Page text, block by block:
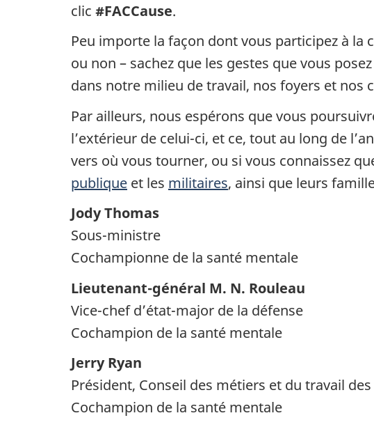
clic #FACCause.
Peu importe la façon dont vous participez à la
ou non – sachez que les gestes que vous
dans notre milieu de travail, nos foyers et nos
Par ailleurs, nous espérons que vous
l’extérieur de celui-ci, et ce, tout au long de
vers où vous tourner, ou si vous connaissez
publique et les militaires, ainsi que leurs
Jody Thomas
Sous-ministre
Cochampionne de la santé mentale
Lieutenant-général M. N. Rouleau
Vice-chef d’état-major de la défense
Cochampion de la santé mentale
Jerry Ryan
Président, Conseil des métiers et du travail
Cochampion de la santé mentale